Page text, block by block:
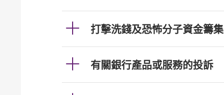
打擊洗錢及恐怖分子資金籌集
有關銀行產品或服務的投訴